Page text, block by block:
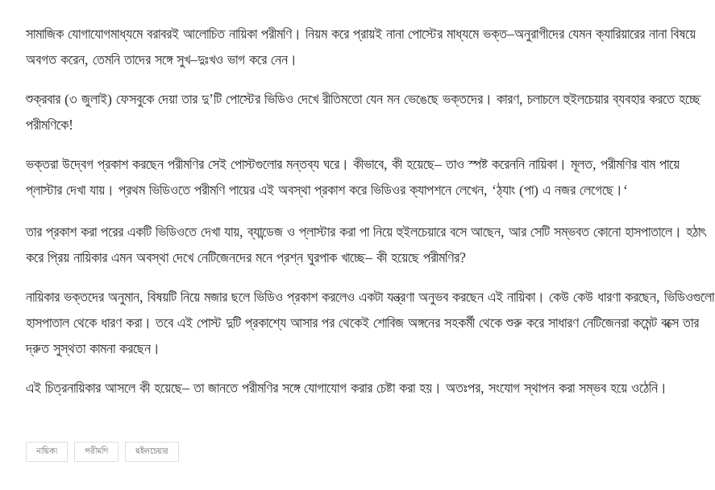
সামাজিক যোগাযোগমাধ্যমে বরাবরই আলোচিত নায়িকা পরীমণি। নিয়ম করে প্রায়ই নানা পোস্টের মাধ্যমে ভক্ত–অনুরাগীদের যেমন ক্যারিয়ারের নানা বিষয়ে
অবগত করেন, তেমনি তাদের সঙ্গে সুখ–দুঃখও ভাগ করে নেন।
শুক্রবার (৩ জুলাই) ফেসবুকে দেয়া তার দু’টি পোস্টের ভিডিও দেখে রীতিমতো যেন মন ভেঙেছে ভক্তদের। কারণ, চলাচলে হুইলচেয়ার ব্যবহার করতে হচ্ছে
পরীমণিকে!
ভক্তরা উদ্বেগ প্রকাশ করছেন পরীমণির সেই পোস্টগুলোর মন্তব্য ঘরে। কীভাবে, কী হয়েছে–তাও স্পষ্ট করেননি নায়িকা। মূলত, পরীমণির বাম পায়ে
প্লাস্টার দেখা যায়। প্রথম ভিডিওতে পরীমণি পায়ের এই অবস্থা প্রকাশ করে ভিডিওর ক্যাপশনে লেখেন, ‘ঠ্যাং (পা) এ নজর লেগেছে। ‘
তার প্রকাশ করা পরের একটি ভিডিওতে দেখা যায়,ব্যান্ডেজ ও প্লাস্টার করা পা নিয়ে হুইলচেয়ারে বসে আছেন, আর সেটি সম্ভবত কোনো হাসপাতালে। হঠাৎ
করে প্রিয় নায়িকার এমন অবস্থা দেখে নেটিজেনদের মনে প্রশ্ন ঘুরপাক খাচ্ছে– কী হয়েছে পরীমণির?
নায়িকার ভক্তদের অনুমান, বিষয়টি নিয়ে মজার ছলে ভিডিও প্রকাশ করলেও একটা যন্ত্রণা অনুভব করছেন এই নায়িকা। কেউ কেউ ধারণা করছেন, ভিডিওগুলো
হাসপাতাল থেকে ধারণ করা। তবে এই পোস্ট দুটি প্রকাশ্যে আসার পর থেকেই শোবিজ অঙ্গনের সহকর্মী থেকে শুরু করে সাধারণ নেটিজেনরা কমেন্ট বক্সে তার
দ্রুত সুস্থতা কামনা করছেন।
এই চিত্রনায়িকার আসলে কী হয়েছে–তা জানতে পরীমণির সঙ্গে যোগাযোগ করার চেষ্টা করা হয়। অতঃপর, সংযোগ স্থাপন করা সম্ভব হয়ে ওঠেনি।
নায়িকা পরীমণি হুইলচেয়ার